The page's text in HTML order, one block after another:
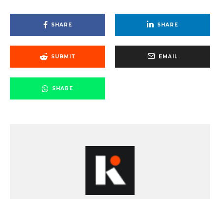
SHARE SHARE
SUBMIT EMAIL
SHARE